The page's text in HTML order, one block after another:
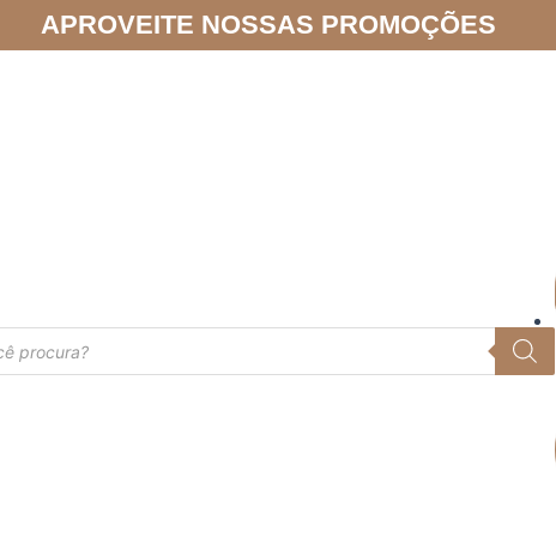
APROVEITE NOSSAS PROMOÇÕES